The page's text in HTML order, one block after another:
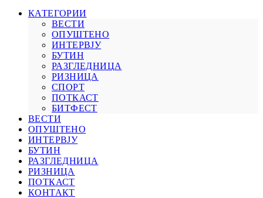
КАТЕГОРИИ
ВЕСТИ
ОПУШТЕНО
ИНТЕРВЈУ
БУТИН
РАЗГЛЕДНИЦА
РИЗНИЦА
СПОРТ
ПОТКАСТ
БИТФЕСТ
ВЕСТИ
ОПУШТЕНО
ИНТЕРВЈУ
БУТИН
РАЗГЛЕДНИЦА
РИЗНИЦА
ПОТКАСТ
КОНТАКТ